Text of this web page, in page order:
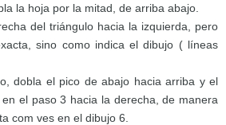
la hoja por la mitad, de arriba abajo.
del triángulo hacia la izquierda, pero
sino como indica el dibujo ( líneas
dobla el pico de abajo hacia arriba y el
el paso 3 hacia la derecha, de manera
com ves en el dibujo 6.